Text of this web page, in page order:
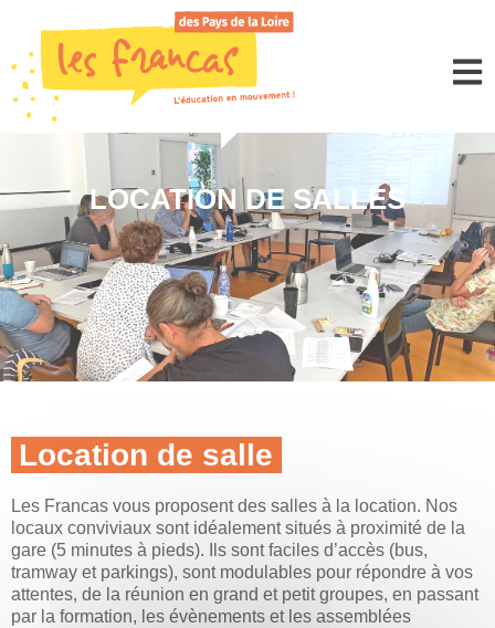
Panneau de gestion des cookies
LOCATION DE SALLES
Location de salle
Les Francas vous proposent des salles à la location. Nos
locaux conviviaux sont idéalement situés à proximité de la
gare (5 minutes à pieds). Ils sont faciles d’accès (bus,
tramway et parkings), sont modulables pour répondre à vos
attentes, de la réunion en grand et petit groupes, en passant
par la formation, les évènements et les assemblées